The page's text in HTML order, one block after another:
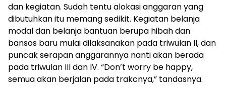
dan kegiatan. Sudah tentu alokasi anggaran yang
dibutuhkan itu memang sedikit. Kegiatan belanja
modal dan belanja bantuan berupa hibah dan
bansos baru mulai dilaksanakan pada triwulan II, dan
puncak serapan anggarannya nanti akan berada
pada triwulan III dan IV. “Don’t worry be happy,
semua akan berjalan pada trakcnya,” tandasnya.